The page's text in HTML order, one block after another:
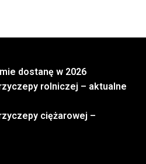
dostanę w 2026
rolniczej – aktualne
ciężarowej –